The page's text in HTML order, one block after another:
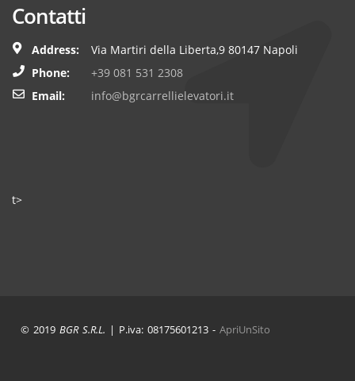
Contatti
Address:
Via Martiri della Liberta,9 80147 Napoli
Phone:
+39 081 531 2308
Email:
info@bgrcarrellielevatori.it
t>
© 2019 BGR S.R.L. | P.iva: 08175601213 - ApriUnSito